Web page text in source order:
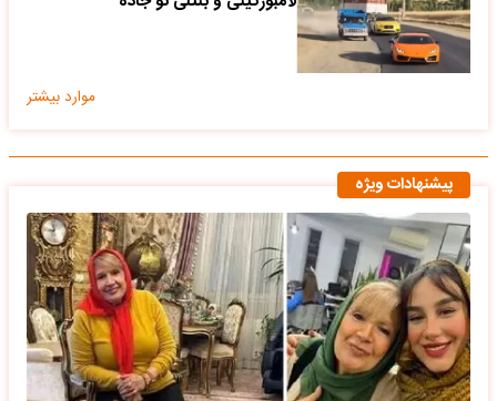
موارد بیشتر
پیشنهادات ویژه